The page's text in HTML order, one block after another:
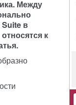
Между
в
к